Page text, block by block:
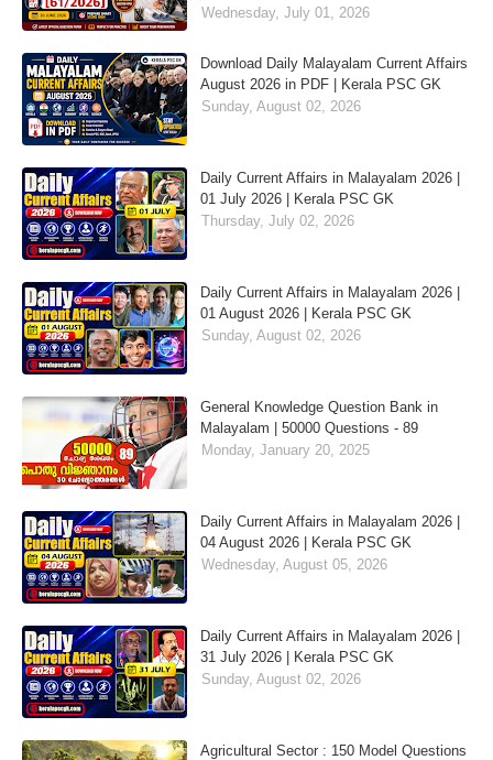
Wednesday, July 01, 2026
Download Daily Malayalam Current Affairs
August 2026 in PDF | Kerala PSC GK
Sunday, August 02, 2026
Daily Current Affairs in Malayalam 2026 |
01 July 2026 | Kerala PSC GK
Thursday, July 02, 2026
Daily Current Affairs in Malayalam 2026 |
01 August 2026 | Kerala PSC GK
Sunday, August 02, 2026
General Knowledge Question Bank in
Malayalam | 50000 Questions - 89
Monday, January 20, 2025
Daily Current Affairs in Malayalam 2026 |
04 August 2026 | Kerala PSC GK
Wednesday, August 05, 2026
Daily Current Affairs in Malayalam 2026 |
31 July 2026 | Kerala PSC GK
Sunday, August 02, 2026
Agricultural Sector : 150 Model Questions